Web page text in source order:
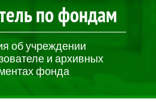
по фондам
об учреждении
и архивных
фонда